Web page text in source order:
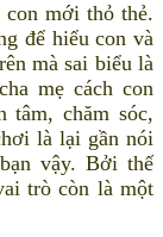
con mới thỏ thẻ.
để hiểu con và
mà sai biểu là
mẹ cách con
tâm, chăm sóc,
là lại gần nói
vậy. Bởi thế
trò còn là một